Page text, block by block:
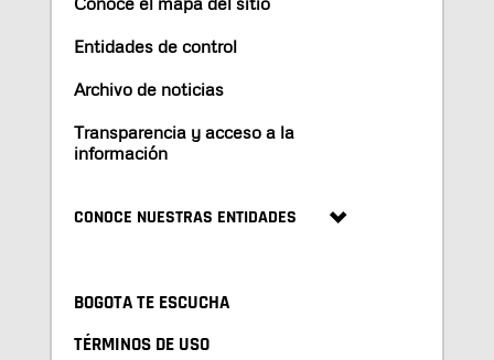
Entidades de control
Archivo de noticias
Transparencia y acceso a la
información
CONOCE NUESTRAS ENTIDADES
BOGOTA TE ESCUCHA
TÉRMINOS DE USO